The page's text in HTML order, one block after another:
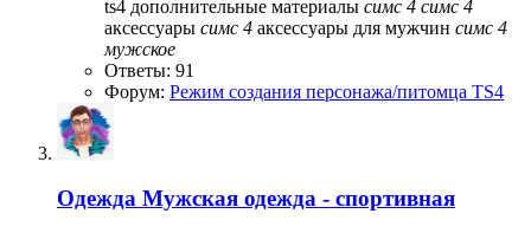
ts4 дополнительные материалы симс 4 симс 4
аксессуары симс 4 аксессуары для мужчин симс 4
мужское
Ответы: 91
Форум: Режим создания персонажа/питомца TS4
Одежда Мужская одежда - спортивная